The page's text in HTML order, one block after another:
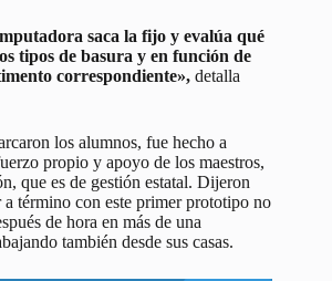
saca la fijo y evalúa qué
tipos de basura y en función de
correspondiente», detalla
los alumnos, fue hecho a
propio y apoyo de los maestros,
que es de gestión estatal. Dijeron
término con este primer prototipo no
de hora en más de una
también desde sus casas.